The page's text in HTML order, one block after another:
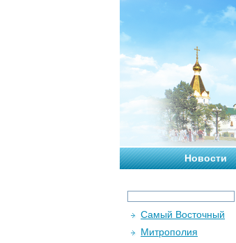
Новости
Самый Восточный
Митрополия